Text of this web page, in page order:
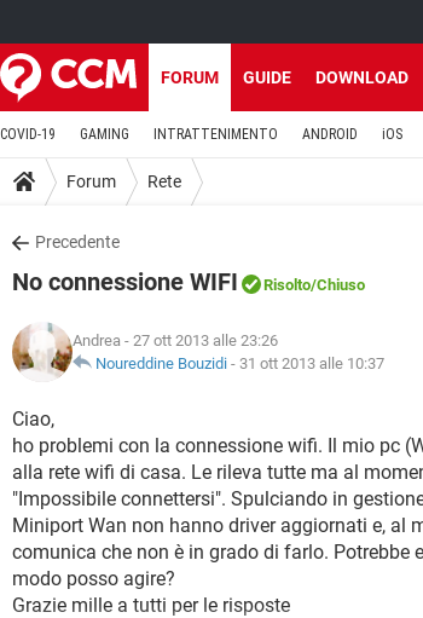
FORUM GUIDE DOWNLOAD
COVID-19 GAMING INTRATTENIMENTO ANDROID iOS
Forum Rete
Precedente
No connessione WIFI Risolto/Chiuso
Andrea - 27 ott 2013 alle 23:26
Noureddine Bouzidi - 31 ott 2013 alle 10:37
Ciao,
ho problemi con la connessione wifi. Il mio pc
alla rete wifi di casa. Le rileva tutte ma al
"Impossibile connettersi". Spulciando in
Miniport Wan non hanno driver aggiornati e, al
comunica che non è in grado di farlo. Potrebbe
modo posso agire?
Grazie mille a tutti per le risposte